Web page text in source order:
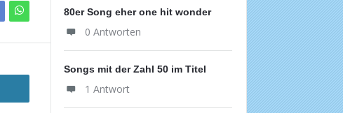
80er Song eher one hit wonder
0 Antworten
Songs mit der Zahl 50 im Titel
1 Antwort